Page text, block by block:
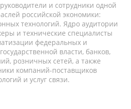
и сотрудники одной
российской экономики:
технологий. Ядро аудитории
и технические специалисты
федеральных и
власти, банков,
розничных сетей, а также
компаний-поставщиков
и услуг связи.